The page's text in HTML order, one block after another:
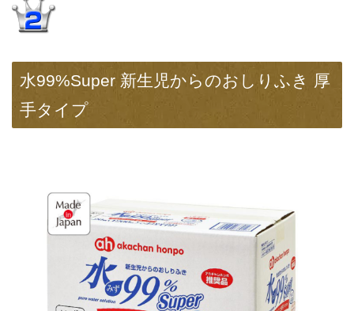
水99%Super 新生児からのおしりふき 厚
手タイプ